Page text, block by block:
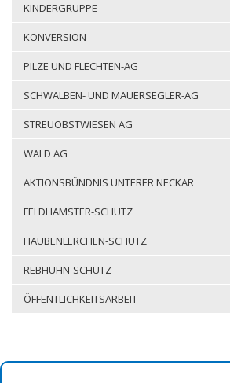
KINDERGRUPPE
KONVERSION
PILZE UND FLECHTEN-AG
SCHWALBEN- UND MAUERSEGLER-AG
STREUOBSTWIESEN AG
WALD AG
AKTIONSBÜNDNIS UNTERER NECKAR
FELDHAMSTER-SCHUTZ
HAUBENLERCHEN-SCHUTZ
REBHUHN-SCHUTZ
ÖFFENTLICHKEITSARBEIT